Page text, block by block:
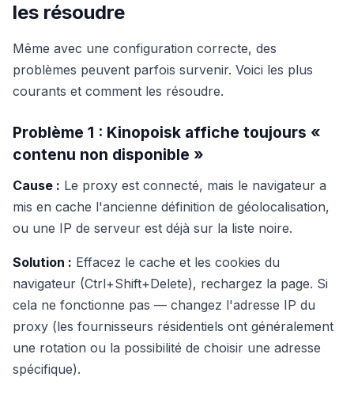
les résoudre
Même avec une configuration correcte, des
problèmes peuvent parfois survenir. Voici les plus
courants et comment les résoudre.
Problème 1 : Kinopoisk affiche toujours «
contenu non disponible »
Cause : Le proxy est connecté, mais le navigateur a
mis en cache l'ancienne définition de géolocalisation,
ou une IP de serveur est déjà sur la liste noire.
Solution : Effacez le cache et les cookies du
navigateur (Ctrl+Shift+Delete), rechargez la page. Si
cela ne fonctionne pas — changez l'adresse IP du
proxy (les fournisseurs résidentiels ont généralement
une rotation ou la possibilité de choisir une adresse
spécifique).